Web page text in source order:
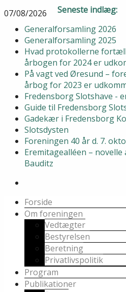
07/08/2026
Seneste indlæg:
Generalforsamling 2026
Generalforsamling 2025
Hvad protokollerne
årbogen for 2024 er
På vagt ved Øresund –
årbog for 2023 er
Fredensborg Slotshave -
Guide til Fredensborg
Gadekær i Fredensborg
Slotsdysten
Foreningen 40 år d. 7.
Eremitagealléen – novelle
Bauditz
Forside
Om foreningen
Vedtægter
Bestyrelsen
Beretning
Privatlivspolitik
Program
Publikationer